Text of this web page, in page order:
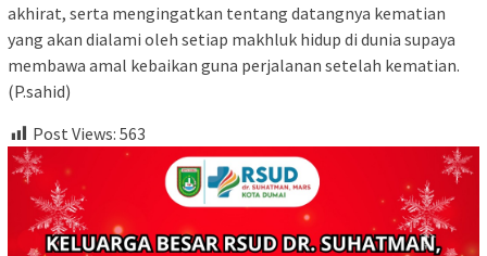
akhirat, serta mengingatkan tentang datangnya kematian
yang akan dialami oleh setiap makhluk hidup di dunia supaya
membawa amal kebaikan guna perjalanan setelah kematian.
(P.sahid)
Post Views: 563